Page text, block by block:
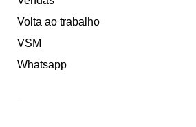
Volta ao trabalho
VSM
Whatsapp